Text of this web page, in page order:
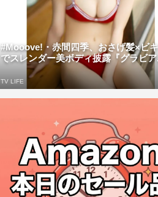
#Mooove!・赤間四季、おさげ髪×ビ
でスレンダー美ボディ披露『グラビア
TV LIFE